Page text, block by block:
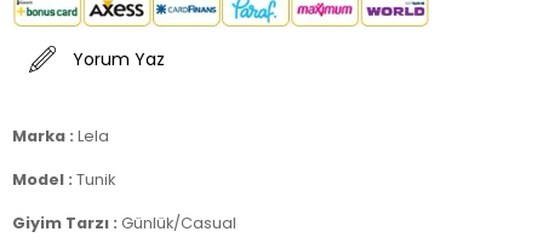
Yorum Yaz
Marka : Lela
Model : Tunik
Giyim Tarzı : Günlük/Casual